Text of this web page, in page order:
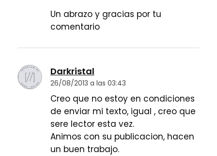
Un abrazo y gracias por tu
comentario
Darkristal
26/08/2013 a las 03:43
Creo que no estoy en condiciones
de enviar mi texto, igual , creo que
sere lector esta vez.
Animos con su publicacion, hacen
un buen trabajo.